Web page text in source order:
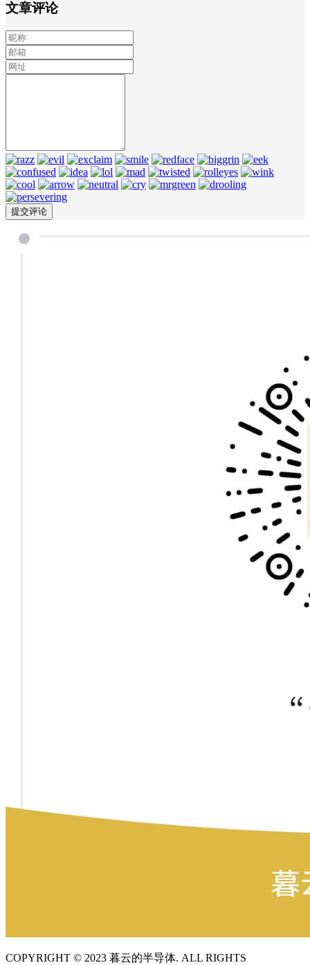
文章评论
COPYRIGHT © 2023 暮云的半导体. ALL RIGHTS